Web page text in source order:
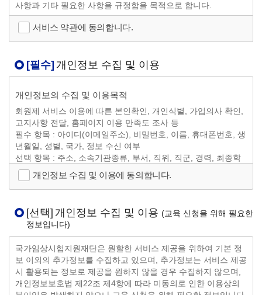
사항과 기타 필요한 사항을 규정함을 목적으로 합니다.
제2조 (약관의 효력 및 변경)
① 이 약관은 서비스 화면에 게시하거나 기타의 방법으로 공지
에 가입함으로써 효력이 발생합니다.
수 있으며, 변경된 약관은 서비스 화면에 공지함으로써 이용자
가 직접 확인할 수 있도록 할 것입니다.
③ 이용자는 변경된 약관에 동의하지 않으실 경우 서비스 이용
을 중단하고 본인의 회원등록을 취소할 수 있으며, 계속 사용하
시는 경우에는 약관 변경에 동의한 것으로 간주되며 변경된 약
관은 전항과 같은 방법으로 효력이 발생합니다.
④ 이용자가 이 약관의 내용에 동의하는 경우 재단의 서비스 제
공행위 및 이용자의 서비스 이용행위에는 이 약관이 우선적으
전기통신기본법, 전기통신사업법, 정보통신망이용촉진및정보
보호등에관한법률, 방송통신심의위원회 심의규정, 정보통신
윤리강령, 프로그램 보호법 등 기타 대한민국의 관련법령과 상
관습에 의합니다.
제3조 (용어의 정의)
① 이 약관에서 사용하는 용어의 정의는 다음과 같습니다.
서비스 약관에 동의합니다.
[필수] 개인정보 수집 및 이용
개인정보의 수집 및 이용목적
회원제 서비스 이용에 따른 본인확인, 개인식별, 가입의사 확인,
고지사항 전달, 홈페이지 이용 만족도 조사 등
필수 항목 : 아이디(이메일주소), 비밀번호, 이름, 휴대폰번호, 생
년월일, 성별, 국가, 정보 수신 여부
선택 항목 : 주소, 소속기관종류, 부서, 직위, 직군, 경력, 최종학
력, 전공
■ 개인정보의 보유 및 이용기간
동안에만 제한적으로 이용하고 있으며 이용자가 회원탈퇴를 요
청하거나 제공한 개인정보의 수집 및 이용에 대한 동의를 철회하
는 경우, 또는 수집 및 이용목적이 달성되거나 보유 및 이용기간
이 종료한 경우 해당 이용자의 개인정보는 지체 없이 파기 됩니
다.
단, 개인정보 수집·이용에 동의를 하지 않으실 경우 국가임상시
험지원재단 웹사이트에서 제공하는 정보 서비스를 제공받을 수
개인정보 수집 및 이용에 동의합니다.
[선택] 개인정보 수집 및 이용 (교육 신청을 위해 필요한
정보입니다)
국가임상시험지원재단은 원할한 서비스 제공을 위하여 기본 정
보 이외의 추가정보를 수집하고 있으며, 추가정보는 서비스 제공
시 활용되는 정보로 제공을 원하지 않을 경우 수집하지 않으며,
개인정보보호법 제22조 제4항에 따라 미동의로 인한 이용상의